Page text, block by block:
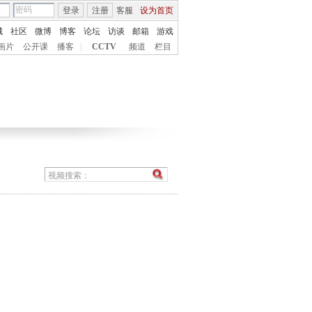
客服 设为首页
登录 注册
社区 微博 博客 论坛 访谈 邮箱
游戏
片
公开课 播客 CCTV 频道 栏目